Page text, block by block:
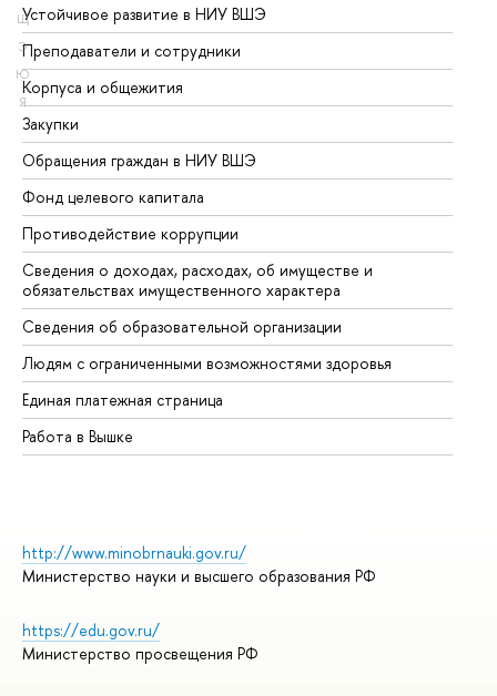
Щ
Э
Ю
Я
Устойчивое развитие в НИУ ВШЭ
Преподаватели и сотрудники
Корпуса и общежития
Закупки
Обращения граждан в НИУ ВШЭ
Фонд целевого капитала
Противодействие коррупции
Сведения о доходах, расходах, об имуществе и
обязательствах имущественного характера
Сведения об образовательной организации
Людям с ограниченными возможностями здоровья
Единая платежная страница
Работа в Вышке
http://www.minobrnauki.gov.ru/
Министерство науки и высшего образования РФ
https://edu.gov.ru/
Министерство просвещения РФ